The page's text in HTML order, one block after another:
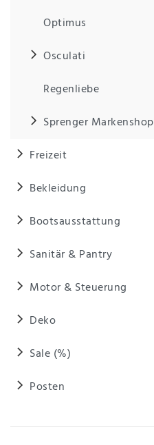
Optimus
Osculati
Regenliebe
Sprenger Markenshop
Freizeit
Bekleidung
Bootsausstattung
Sanitär & Pantry
Motor & Steuerung
Deko
Sale (%)
Posten